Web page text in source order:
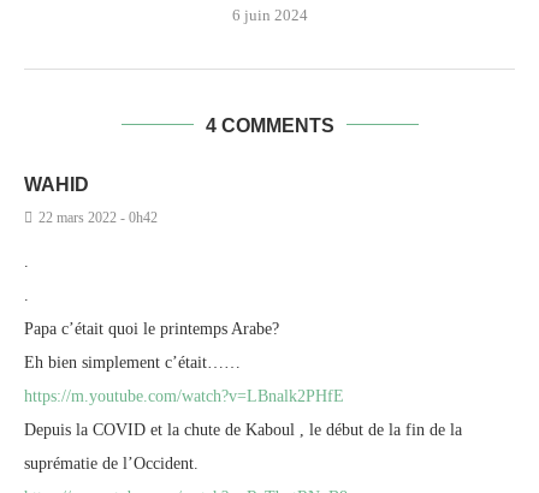
6 juin 2024
4 COMMENTS
WAHID
22 mars 2022 - 0h42
Papa c’était quoi le printemps Arabe?
Eh bien simplement c’était……
https://m.youtube.com/watch?v=LBnalk2PHfE
Depuis la COVID et la chute de Kaboul , le début de la fin de la
suprématie de l’Occident.